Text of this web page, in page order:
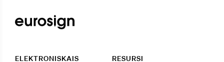
ELEKTRONISKAIS RESURSI